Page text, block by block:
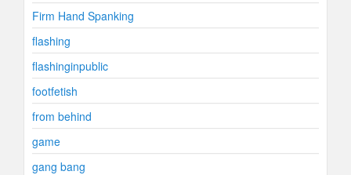
Firm Hand Spanking
flashing
flashinginpublic
footfetish
from behind
game
gang bang